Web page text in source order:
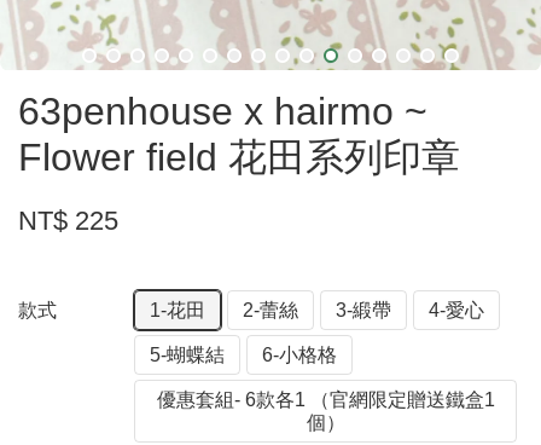
63penhouse x hairmo ~
Flower field 花田系列印章
NT$ 225
款式 1-花田 2-蕾絲 3-緞帶 4-愛心
5-蝴蝶結 6-小格格
優惠套組- 6款各1 （官網限定贈送鐵盒1
個）